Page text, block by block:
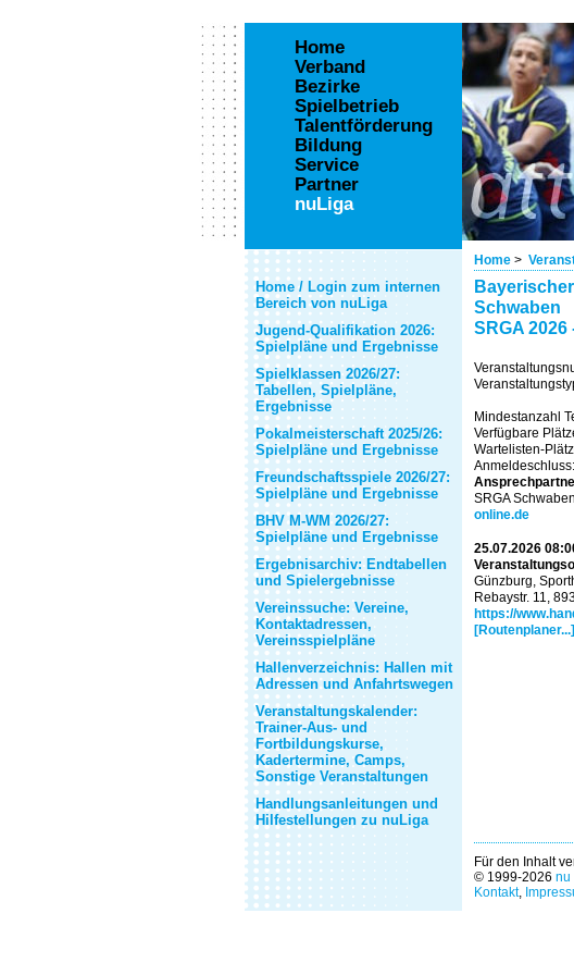
Home >
Home
Verband
Bezirke
Spielbetrieb
Talentförderung
Bildung
Service
Partner
nuLiga
Home / Login zum internen
Bereich von nuLiga
Jugend-Qualifikation 2026:
Spielpläne und Ergebnisse
Spielklassen 2026/27:
Tabellen, Spielpläne,
Ergebnisse
Pokalmeisterschaft 2025/26:
Spielpläne und Ergebnisse
Freundschaftsspiele 2026/27:
Spielpläne und Ergebnisse
BHV M-WM 2026/27:
Spielpläne und Ergebnisse
Ergebnisarchiv: Endtabellen
und Spielergebnisse
Vereinssuche: Vereine,
Kontaktadressen,
Vereinsspielpläne
Hallenverzeichnis: Hallen mit
Adressen und Anfahrtswegen
Veranstaltungskalender:
Trainer-Aus- und
Fortbildungskurse,
Kadertermine, Camps,
Sonstige Veranstaltungen
Handlungsanleitungen und
Hilfestellungen zu nuLiga
Schwaben
SRGA
Mindestanzahl
Verfügbare
Wartelisten-
SRGA
online.de
25.07.2026
Günzburg,
Rebaystr. 11,
https://
[Routenplaner...]
Für den Inhalt
© 1999-2026 nu
Kontakt,